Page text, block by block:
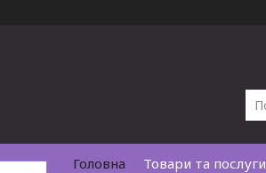
Головна Товари та послуги